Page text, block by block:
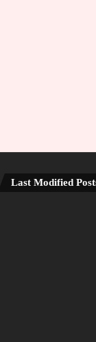
Last Modified